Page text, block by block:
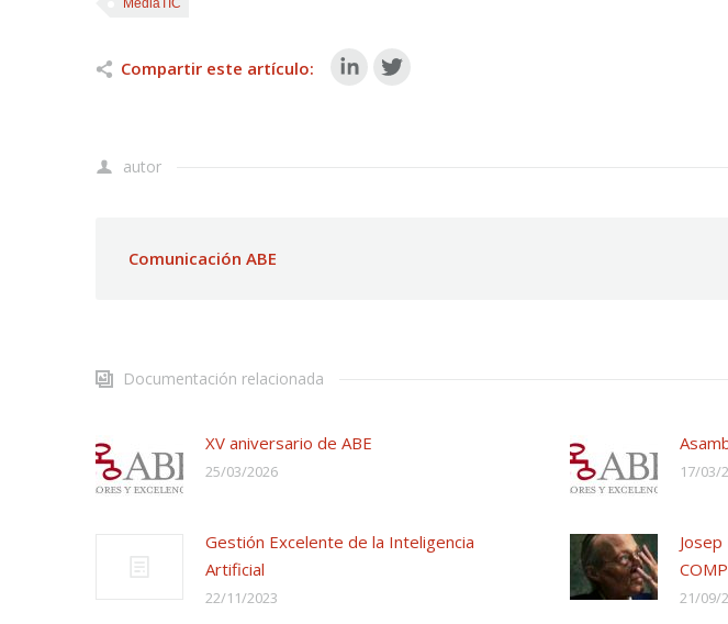
MediaTIC
Compartir este artículo:
autor
Comunicación ABE
Documentación relacionada
XV aniversario de ABE
25/03/2026 17/03/
Gestión Excelente de la Inteligencia
Artificial
22/11/2023
Josep
21/09/